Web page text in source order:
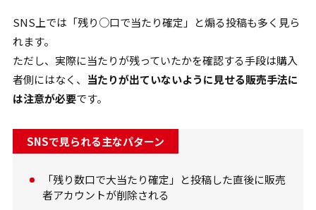
SNS上では「残り○口で当たり確定」と煽る投稿も多く見ら
れます。
ただし、実際に当たりが残っていたかを確認する手段は購入
者側にはなく、 当たりが出ていないように見せる販売手法に
は注意が必要です。
SNSで見られる主なパターン
「残り数口で大当たり確定」と投稿した直後に販売
者アカウントが削除される